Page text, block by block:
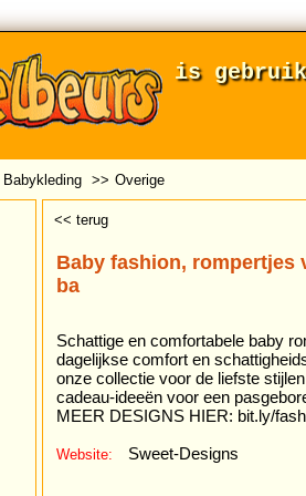
is
Babykleding >> Overige
<< terug
Baby fashion, rompertjes
ba
Schattige en comfortabele baby
dagelijkse comfort en
onze collectie voor de liefste
cadeau-ideeën voor een
MEER DESIGNS HIER: bit.ly/
Website: Sweet-Designs